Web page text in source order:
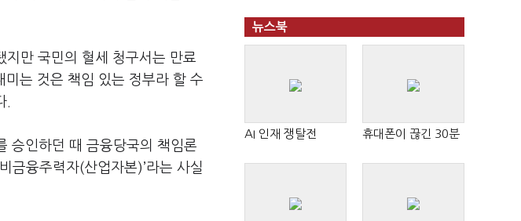
지만 국민의 혈세 청구서는 만료
미는 것은 책임 있는 정부라 할 수
.
승인하던 때 금융당국의 책임론
금융주력자(산업자본)’라는 사실
뉴스북
AI 인재 쟁탈전 휴대폰이 끊긴 30분